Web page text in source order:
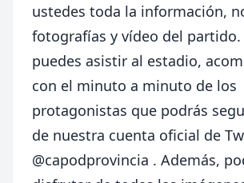
ustedes toda la información,
fotografías y vídeo del partido.
puedes asistir al estadio,
con el minuto a minuto de los
protagonistas que podrás
de nuestra cuenta oficial de
@capodprovincia . Además,